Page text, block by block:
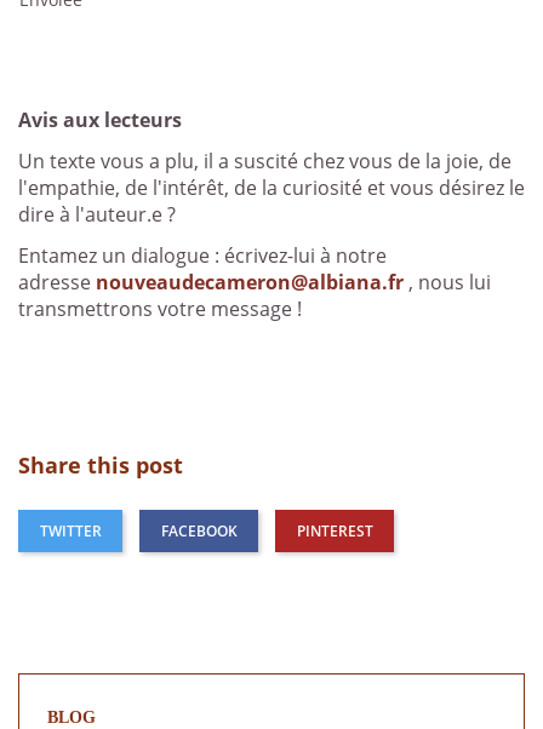
Avis aux lecteurs
Un texte vous a plu, il a suscité chez vous de la joie, de
l'empathie, de l'intérêt, de la curiosité et vous désirez le
dire à l'auteur.e ?
Entamez un dialogue : écrivez-lui à notre
adresse nouveaudecameron@albiana.fr , nous lui
transmettrons votre message !
Share this post
TWITTER FACEBOOK PINTEREST
BLOG